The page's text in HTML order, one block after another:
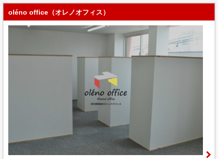
oléno office（オレノオフィス）